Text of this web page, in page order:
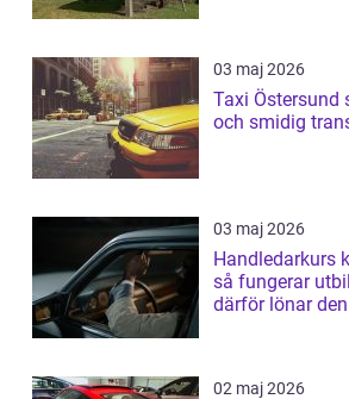
03 maj 2026
Taxi Östersund så hittar du trygg
och smidig
03 maj 2026
Handledarkurs
så fungerar
därför lönar
02 maj 2026